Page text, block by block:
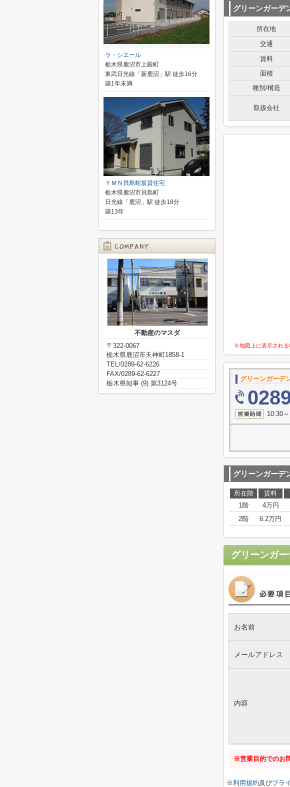
グリーンガーデ
所在地
交通
賃料
面積
種別/構造
取扱会社
※地図上に表示される
グリーンガーデ
10:30
グリーンガーデ
所在階 賃料
1階
4万円
2階
6.2万円
グリーンガー
お名前
メールアドレス
内容
※営業目的でのお
※利用規約及びプラ
ラ・シエール
栃木県鹿沼市上殿町
東武日光線「新鹿沼」駅 徒歩16分
築1年未満
ＹＭＮ貝島蛇坂貸住宅
栃木県鹿沼市貝島町
日光線「鹿沼」駅 徒歩18分
築13年
不動産のマスダ
〒322-0067
栃木県鹿沼市天神町1858-1
TEL/0289-62-6226
FAX/0289-62-6227
栃木県知事 (9) 第3124号